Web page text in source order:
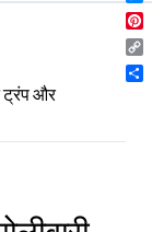
ट्रंप और